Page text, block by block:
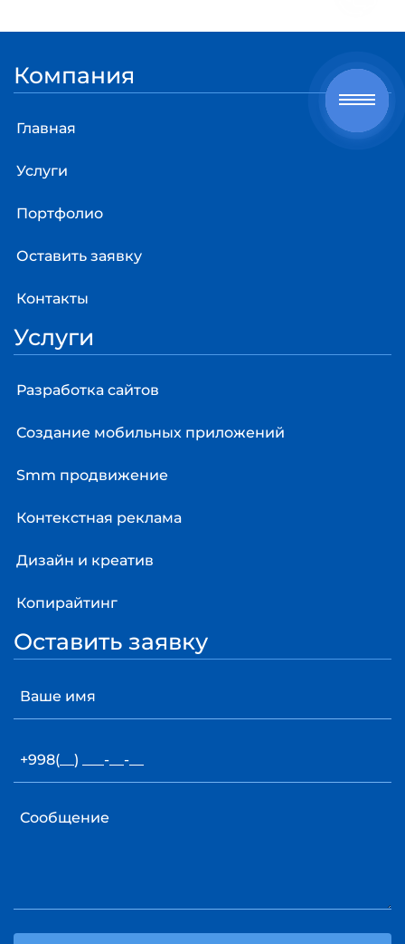
Компания
Главная
Услуги
Портфолио
Оставить заявку
Контакты
Услуги
Разработка сайтов
Создание мобильных приложений
Smm продвижение
Контекстная реклама
Дизайн и креатив
Копирайтинг
Оставить заявку